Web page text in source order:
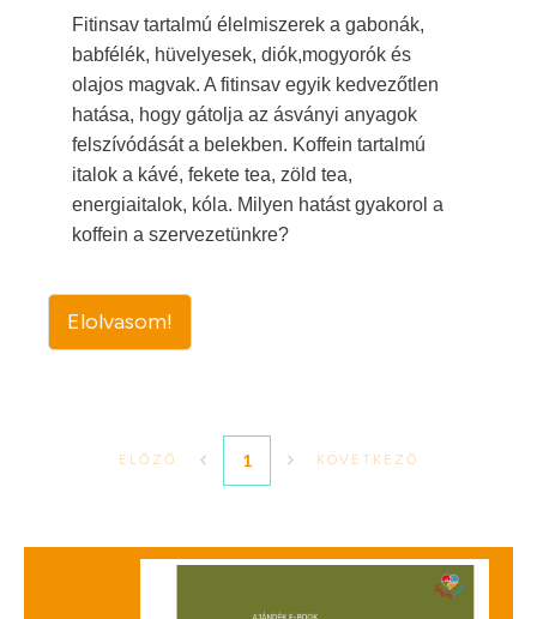
Fitinsav tartalmú élelmiszerek a gabonák,
babfélék, hüvelyesek, diók,mogyorók és
olajos magvak. A fitinsav egyik kedvezőtlen
hatása, hogy gátolja az ásványi anyagok
felszívódását a belekben. Koffein tartalmú
italok a kávé, fekete tea, zöld tea,
energiaitalok, kóla. Milyen hatást gyakorol a
koffein a szervezetünkre?
Elolvasom!
ELŐZŐ 1 KÖVETKEZŐ